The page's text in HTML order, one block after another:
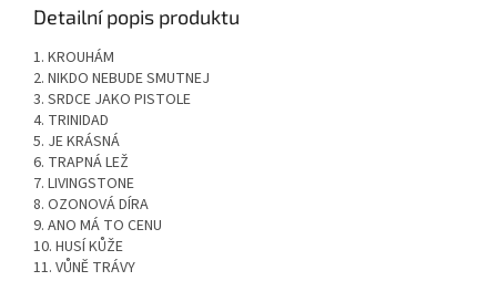
Detailní popis produktu
1. KROUHÁM
2. NIKDO NEBUDE SMUTNEJ
3. SRDCE JAKO PISTOLE
4. TRINIDAD
5. JE KRÁSNÁ
6. TRAPNÁ LEŽ
7. LIVINGSTONE
8. OZONOVÁ DÍRA
9. ANO MÁ TO CENU
10. HUSÍ KŮŽE
11. VŮNĚ TRÁVY